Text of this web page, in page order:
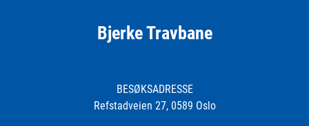
Bjerke Travbane
BESØKSADRESSE
Refstadveien 27, 0589 Oslo